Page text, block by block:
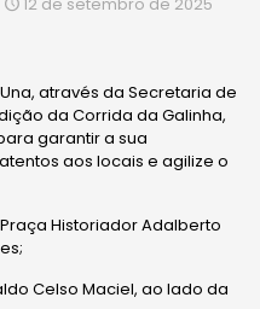
12 de setembro de 2025
através da Secretaria de
da Corrida da Galinha,
para garantir a sua
aos locais e agilize o
Praça Historiador Adalberto
Celso Maciel, ao lado da